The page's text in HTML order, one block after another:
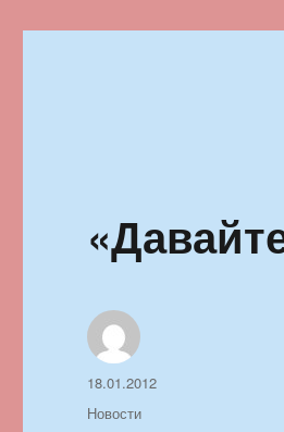
Автор
Опубликовано
18.01.2012
Рубрики
Новости